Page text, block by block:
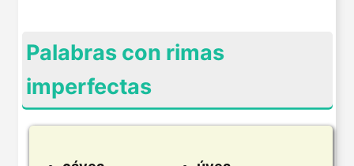
Palabras con rimas
imperfectas